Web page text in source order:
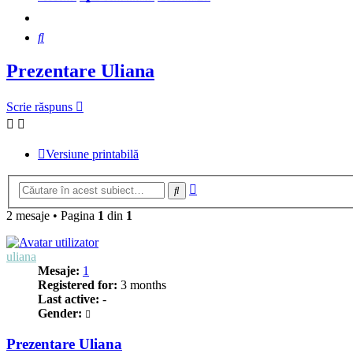
Căutare
Prezentare Uliana
Scrie răspuns
Versiune printabilă
Căutare
2 mesaje • Pagina 1 din 1
uliana
Mesaje: 1
Registered for: 3 months
Last active: -
Gender:
Prezentare Uliana